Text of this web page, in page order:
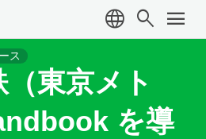
language search menu
ス
東京メト
を導